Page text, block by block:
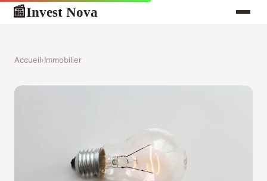
📰Invest Nova
Accueil›Immobilier